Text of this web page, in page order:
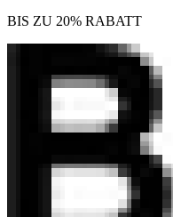
BIS ZU 20% RABATT